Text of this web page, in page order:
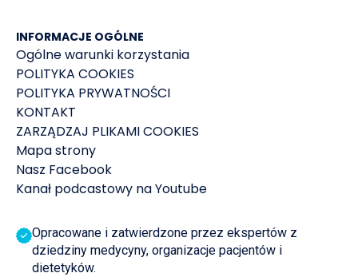
INFORMACJE OGÓLNE
Ogólne warunki korzystania
POLITYKA COOKIES
POLITYKA PRYWATNOŚCI
KONTAKT
ZARZĄDZAJ PLIKAMI COOKIES
Mapa strony
Nasz Facebook
Kanał podcastowy na Youtube
Opracowane i zatwierdzone przez ekspertów z
dziedziny medycyny, organizacje pacjentów i
dietetyków.